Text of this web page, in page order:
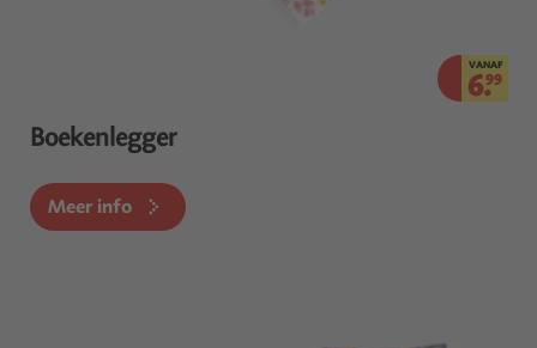
VANAF
6.99
Boekenlegger
Meer info